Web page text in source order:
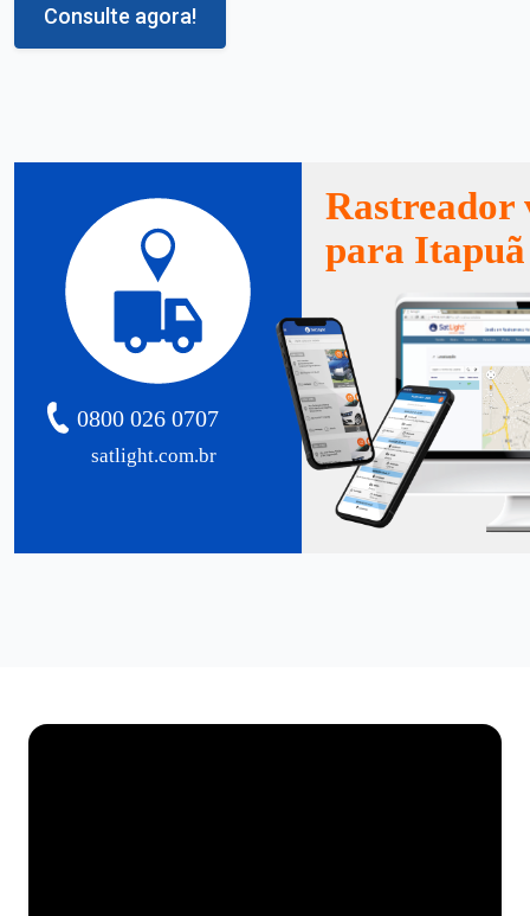
Consulte agora!
satlight.com.br
0800 026 0707
Rastreador
para Itapuã